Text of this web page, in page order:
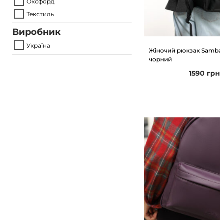
Жіночий рюкзак
чорний
1590 грн
Текстиль
Виробник
Україна